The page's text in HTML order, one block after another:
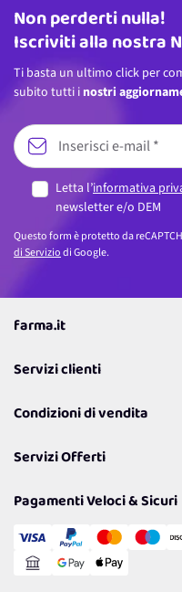
Indirizzo email
Non perderti nulla!
Iscriviti alla nostra
Ti basta un ultimo click per
subito tutti i nostri
Letta l’informativa
newsletter e/o DEM
Questo form è protetto da
di Serviziodi Google.
farma.it
Coupon
Lavora con noi
Politiche per la parità di genere
Servizi clienti
Richiamami
Resi
Condizioni di vendita
Spedizioni
Cookie Policy
Gestisci Cookie
Servizi Offerti
Reso Facile e Veloce
Pagamenti Veloci & Sicuri